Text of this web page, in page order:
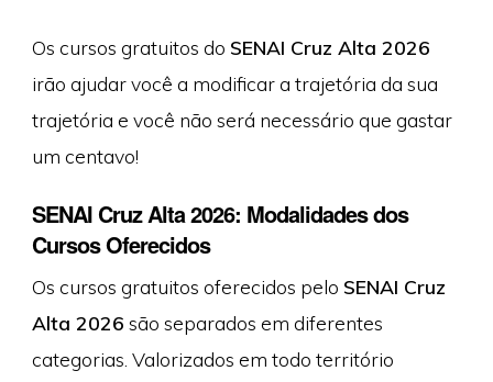
Os cursos gratuitos do SENAI Cruz Alta 2026
irão ajudar você a modificar a trajetória da sua
trajetória e você não será necessário que gastar
um centavo!
SENAI Cruz Alta 2026: Modalidades dos
Cursos Oferecidos
Os cursos gratuitos oferecidos pelo SENAI Cruz
Alta 2026 são separados em diferentes
categorias. Valorizados em todo território